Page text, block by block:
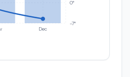
Dec
-7°
0°